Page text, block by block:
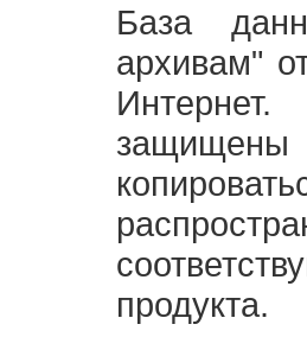
База
архивам"
продукта.